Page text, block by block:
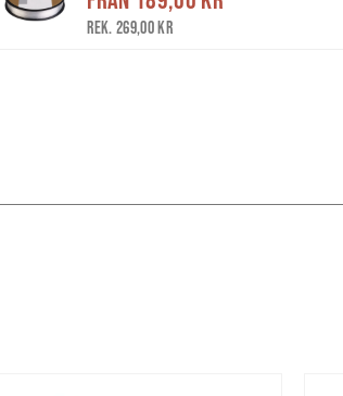
Rek. 269,00 kr